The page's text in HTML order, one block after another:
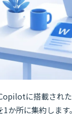
に搭載された
か所に集約します。